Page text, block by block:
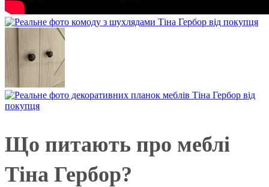
Що питають про меблі
Тіна Гербор?